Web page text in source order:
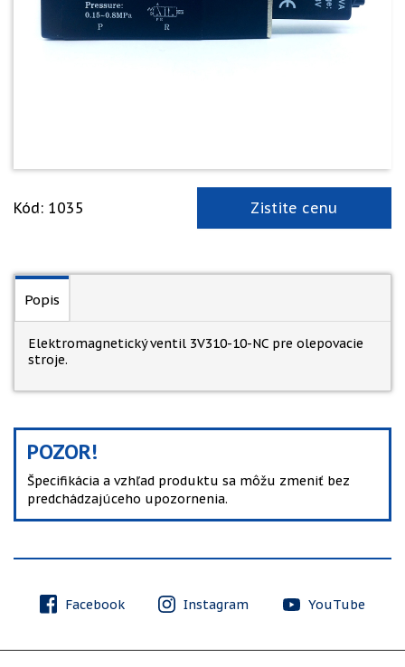
Kód: 1035 Zistite cenu
Popis
Elektromagnetický ventil 3V310-10-NC pre olepovacie
stroje.
POZOR!
Špecifikácia a vzhľad produktu sa môžu zmeniť bez
predchádzajúceho upozornenia.
Facebook Instagram YouTube